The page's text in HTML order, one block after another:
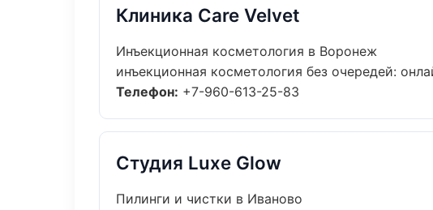
Клиника Care Velvet
Инъекционная косметология в Воронеж
инъекционная косметология без очередей:
Телефон: +7-960-613-25-83
Студия Luxe Glow
Пилинги и чистки в Иваново